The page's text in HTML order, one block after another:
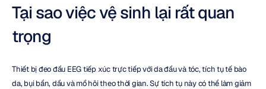
Tại sao việc vệ sinh lại rất quan
trọng
Thiết bị đeo đầu EEG tiếp xúc trực tiếp với da đầu và tóc, tích tụ tế bào
da, bụi bẩn, dầu và mồ hôi theo thời gian. Sự tích tụ này có thể làm giảm